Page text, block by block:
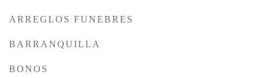
ARREGLOS FUNEBRES
BARRANQUILLA
BONOS